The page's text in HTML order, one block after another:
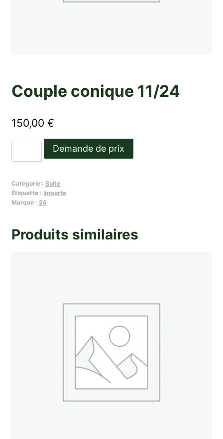
Couple conique 11/24
150,00 €
de
conique
11/24
Demande de prix
Catégorie : Boite
Étiquette : Importe
Marque : 24
Produits similaires